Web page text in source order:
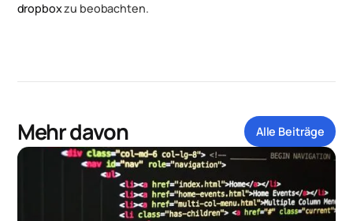
dropboxzu beobachten.
Mehr davon Alle Beiträge